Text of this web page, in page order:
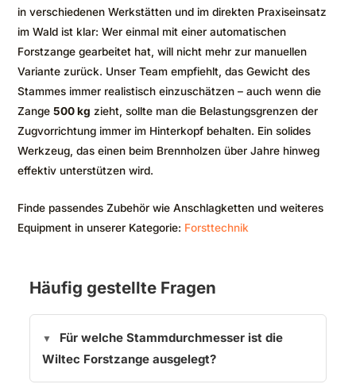
in verschiedenen Werkstätten und im direkten Praxiseinsatz
im Wald ist klar: Wer einmal mit einer automatischen
Forstzange gearbeitet hat, will nicht mehr zur manuellen
Variante zurück. Unser Team empfiehlt, das Gewicht des
Stammes immer realistisch einzuschätzen – auch wenn die
Zange 500 kg zieht, sollte man die Belastungsgrenzen der
Zugvorrichtung immer im Hinterkopf behalten. Ein solides
Werkzeug, das einen beim Brennholzen über Jahre hinweg
effektiv unterstützen wird.
Finde passendes Zubehör wie Anschlagketten und weiteres
Equipment in unserer Kategorie: Forsttechnik
Häufig gestellte Fragen
Für welche Stammdurchmesser ist die
Wiltec Forstzange ausgelegt?